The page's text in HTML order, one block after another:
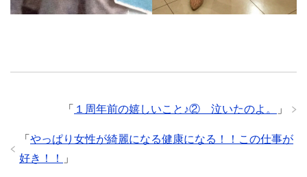
「 １周年前の嬉しいこと♪② 泣いたのよ。 」
「 やっぱり女性が綺麗になる健康になる！！この仕事が
好き！！
」